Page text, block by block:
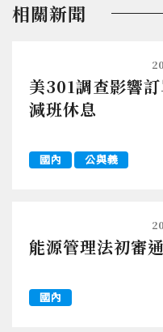
相關新聞
美301調查影響
減班休息
國內 公與義
能源管理法初審
國內